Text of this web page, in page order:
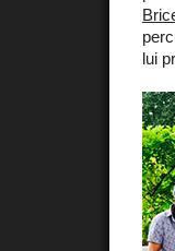
lui